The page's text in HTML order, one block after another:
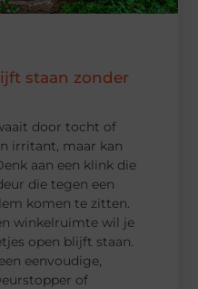
staan zonder
door tocht of
irritant, maar kan
aan een klink die
die tegen een
komen te zitten.
winkelruimte wil je
open blijft staan.
eenvoudige,
of